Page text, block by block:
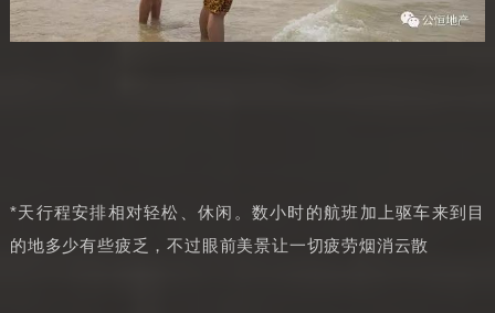
*天行程安排相对轻松、休闲。数小时的航班加上驱车来到目
的地多少有些疲乏，不过眼前美景让一切疲劳烟消云散